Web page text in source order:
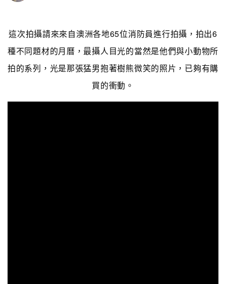
這次拍攝請來來自澳洲各地65位消防員進行拍攝，拍出6
種不同題材的月曆，最攝人目光的當然是他們與小動物所
拍的系列，光是那張猛男抱著樹熊微笑的照片，已夠有購
買的衝動。